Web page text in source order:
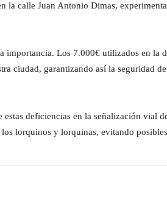
la calle Juan Antonio Dimas,
importancia. Los 7.000€ utilizados en la
ciudad, garantizando así la seguridad
deficiencias en la señalización vial
lorquinos y lorquinas, evitando